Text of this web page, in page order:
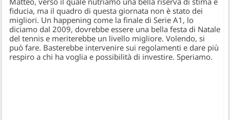
fiducia, ma il quadro di questa giornata non è stato dei
migliori. Un happening come la finale di Serie A1, lo
diciamo dal 2009, dovrebbe essere una bella festa di Natale
del tennis e meriterebbe un livello migliore. Volendo, si
può fare. Basterebbe intervenire sui regolamenti e dare più
respiro a chi ha voglia e possibilità di investire. Speriamo.